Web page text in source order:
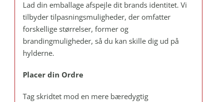
Lad din emballage afspejle dit brands identitet. Vi
tilbyder tilpasningsmuligheder, der omfatter
forskellige størrelser, former og
brandingmuligheder, så du kan skille dig ud på
hylderne.
Placer din Ordre
Tag skridtet mod en mere bæredygtig